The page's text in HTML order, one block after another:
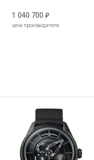
1 040 700 ₽
цена производителя